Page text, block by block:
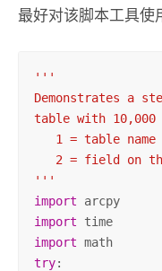
最好对该脚本工具使
'''
Demonstrates a
table with
   1 = table name
2 = field on
'''
import
arcpy
import
time
import
math
try: